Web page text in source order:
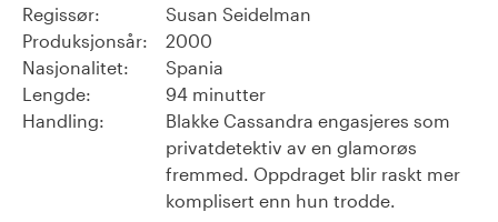
Regissør:
Susan Seidelman
Produksjonsår:
2000
Nasjonalitet:
Spania
Lengde:
94 minutter
Handling:
Blakke Cassandra engasjeres som
privatdetektiv av en glamorøs
fremmed. Oppdraget blir raskt mer
komplisert enn hun trodde.